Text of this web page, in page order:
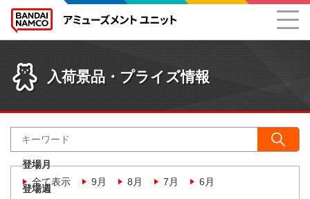
入荷景品・プライズ情報
登場月
全て表示
9月 8月 7月 6月
登場週